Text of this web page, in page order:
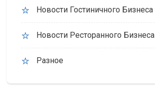
Новости Гостиничного Бизнеса
Новости Ресторанного Бизнеса
Разное